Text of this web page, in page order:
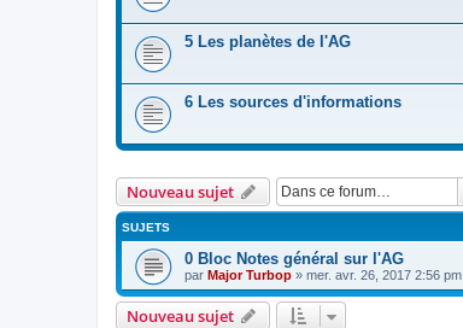
5 Les planètes de l'AG
6 Les sources d'informations
Nouveau sujet
SUJETS
0 Bloc Notes général sur l'AG
par Major Turbop » mer. avr. 26, 2017 2:56 pm
Nouveau sujet